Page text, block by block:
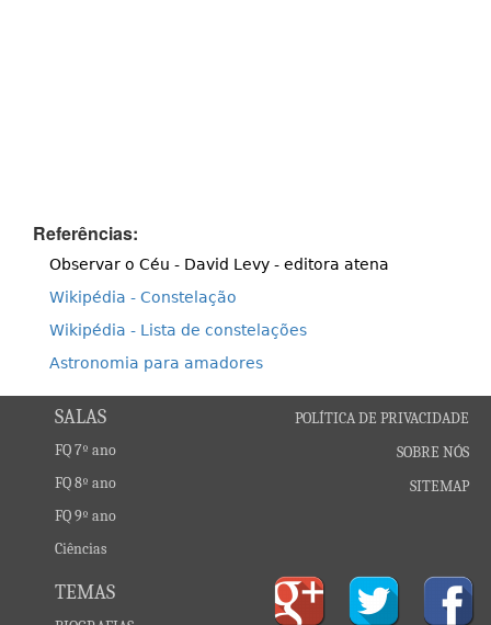
Referências:
Observar o Céu - David Levy - editora atena
Wikipédia - Constelação
Wikipédia - Lista de constelações
Astronomia para amadores
SALAS
FQ 7º ano
FQ 8º ano
FQ 9º ano
Ciências
TEMAS
POLÍTICA DE PRIVACIDADE
SOBRE NÓS
SITEMAP